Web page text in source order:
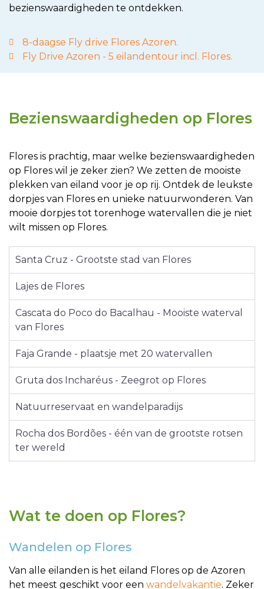
bezienswaardigheden te ontdekken.
8-daagse Fly drive Flores Azoren.
Fly Drive Azoren - 5 eilandentour incl. Flores.
Bezienswaardigheden op Flores
Flores is prachtig, maar welke bezienswaardigheden
op Flores wil je zeker zien? We zetten de mooiste
plekken van eiland voor je op rij. Ontdek de leukste
dorpjes van Flores en unieke natuurwonderen. Van
mooie dorpjes tot torenhoge watervallen die je niet
wilt missen op Flores.
Santa Cruz - Grootste stad van Flores
Lajes de Flores
Cascata do Poco do Bacalhau - Mooiste waterval
van Flores
Faja Grande - plaatsje met 20 watervallen
Gruta dos Incharéus - Zeegrot op Flores
Natuurreservaat en wandelparadijs
Rocha dos Bordões - één van de grootste rotsen
ter wereld
Wat te doen op Flores?
Wandelen op Flores
Van alle eilanden is het eiland Flores op de Azoren
het meest geschikt voor een wandelvakantie. Zeker